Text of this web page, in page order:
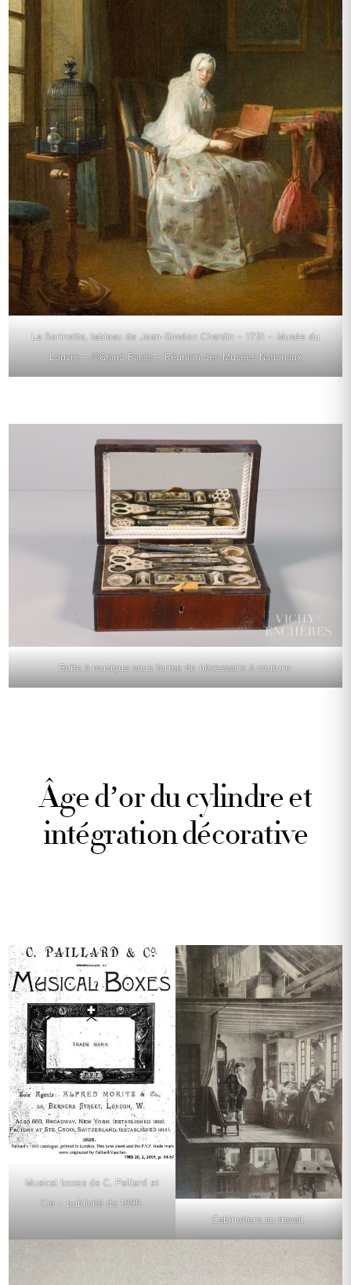
La Serinette, tableau de Jean-Siméon Chardin – 1751 – Musée du
Louvre – ©Grand Palais – Réunion des Musées Nationaux
Boîte à musique sous forme de nécessaire à couture.
Âge d’or du cylindre et
intégration décorative
Musical boxes de C. Paillard et
Cie – publicité de 1898.
Cabinotiers au travail.